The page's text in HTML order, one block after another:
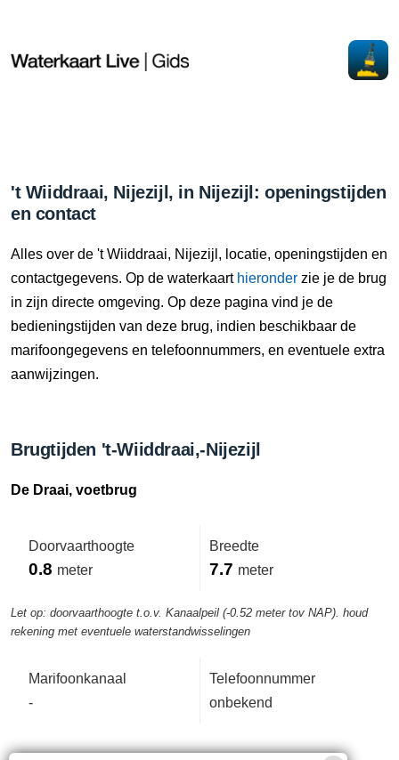
't Wiiddraai, Nijezijl, in Nijezijl: openingstijden
en contact
Alles over de 't Wiiddraai, Nijezijl, locatie, openingstijden en
contactgegevens. Op de waterkaart hieronder zie je de brug
in zijn directe omgeving. Op deze pagina vind je de
bedieningstijden van deze brug, indien beschikbaar de
marifoongegevens en telefoonnummers, en eventuele extra
aanwijzingen.
Brugtijden 't-Wiiddraai,-Nijezijl
De Draai, voetbrug
Doorvaarthoogte
0.8 meter
Breedte
7.7 meter
Let op: doorvaarthoogte t.o.v. Kanaalpeil (-0.52 meter tov NAP). houd
rekening met eventuele waterstandwisselingen
Marifoonkanaal
-
Telefoonnummer
onbekend